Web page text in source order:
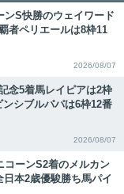
ンS快勝のウェイワード
者ペリエールは8枠11
2026/08/07
念5着馬レイピアは2枠
シブルパパは6枠12番
2026/08/07
コーンS2着のメルカン
本2歳優駿勝ち馬パイ